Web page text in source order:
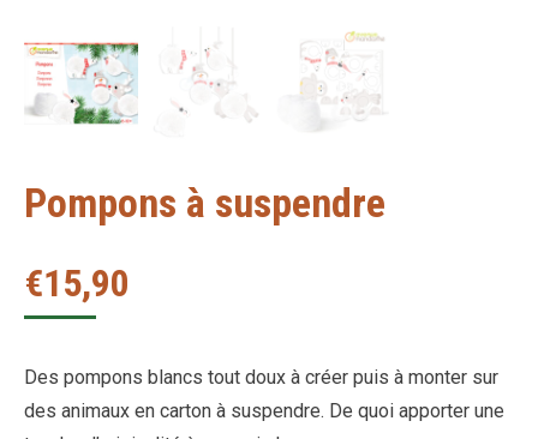
Pompons à suspendre
€15,90
Des pompons blancs tout doux à créer puis à monter sur
des animaux en carton à suspendre. De quoi apporter une